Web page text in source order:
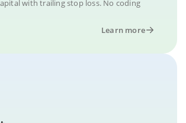
with trailing stop loss. No coding
Learn more